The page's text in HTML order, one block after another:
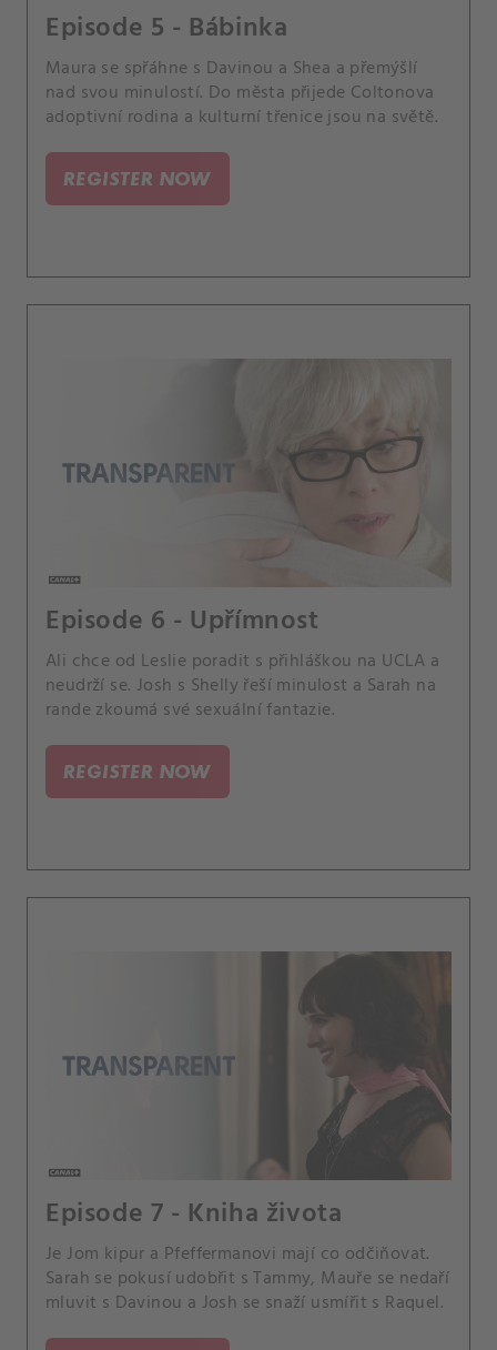
Episode 5 - Bábinka
Maura se spřáhne s Davinou a Shea a přemýšlí
nad svou minulostí. Do města přijede Coltonova
adoptivní rodina a kulturní třenice jsou na světě.
REGISTER NOW
Episode 6 - Upřímnost
Ali chce od Leslie poradit s přihláškou na UCLA a
neudrží se. Josh s Shelly řeší minulost a Sarah na
rande zkoumá své sexuální fantazie.
REGISTER NOW
Episode 7 - Kniha života
Je Jom kipur a Pfeffermanovi mají co odčiňovat.
Sarah se pokusí udobřit s Tammy, Mauře se nedaří
mluvit s Davinou a Josh se snaží usmířit s Raquel.